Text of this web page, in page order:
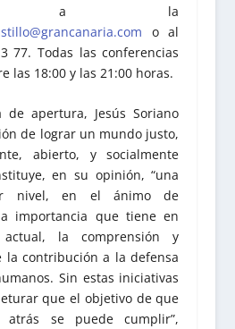
a la
o al
77. Todas las conferencias
las 18:00 y las 21:00 horas.
de apertura, Jesús Soriano
de lograr un mundo justo,
abierto, y socialmente
en su opinión, “una
nivel, en el ánimo de
importancia que tiene en
la comprensión y
la contribución a la defensa
Sin estas iniciativas
que el objetivo de que
se puede cumplir”,